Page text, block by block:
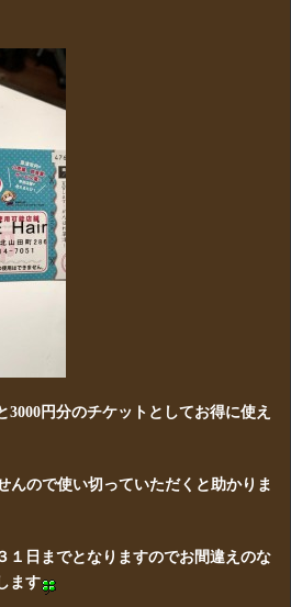
3000円分のチケットとしてお得に使え
んので使い切っていただくと助かりま
１日までとなりますのでお間違えのな
ます